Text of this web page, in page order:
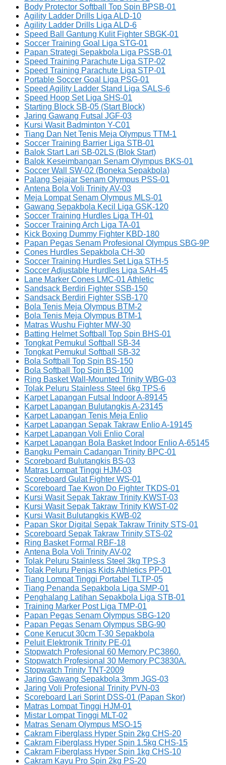
Body Protector Softball Top Spin BPSB-01
Agility Ladder Drills Liga ALD-10
Agility Ladder Drills Liga ALD-6
Speed Ball Gantung Kulit Fighter SBGK-01
Soccer Training Goal Liga STG-01
Papan Strategi Sepakbola Liga PSSB-01
Speed Training Parachute Liga STP-02
Speed Training Parachute Liga STP-01
Portable Soccer Goal Liga PSG-01
Speed Agility Ladder Stand Liga SALS-6
Speed Hoop Set Liga SHS-01
Starting Block SB-05 (Start Block)
Jaring Gawang Futsal JGF-03
Kursi Wasit Badminton Y-C01
Tiang Dan Net Tenis Meja Olympus TTM-1
Soccer Training Barrier Liga STB-01
Balok Start Lari SB-02LS (Blok Start)
Balok Keseimbangan Senam Olympus BKS-01
Soccer Wall SW-02 (Boneka Sepakbola)
Palang Sejajar Senam Olympus PSS-01
Antena Bola Voli Trinity AV-03
Meja Lompat Senam Olympus MLS-01
Gawang Sepakbola Kecil Liga GSK-120
Soccer Training Hurdles Liga TH-01
Soccer Training Arch Liga TA-01
Kick Boxing Dummy Fighter KBD-180
Papan Pegas Senam Profesional Olympus SBG-9P
Cones Hurdles Sepakbola CH-30
Soccer Training Hurdles Set Liga STH-5
Soccer Adjustable Hurdles Liga SAH-45
Lane Marker Cones LMC-01 Athletic
Sandsack Berdiri Fighter SSB-150
Sandsack Berdiri Fighter SSB-170
Bola Tenis Meja Olympus BTM-2
Bola Tenis Meja Olympus BTM-1
Matras Wushu Fighter MW-30
Batting Helmet Softball Top Spin BHS-01
Tongkat Pemukul Softball SB-34
Tongkat Pemukul Softball SB-32
Bola Softball Top Spin BS-150
Bola Softball Top Spin BS-100
Ring Basket Wall-Mounted Trinity WBG-03
Tolak Peluru Stainless Steel 6kg TPS-6
Karpet Lapangan Futsal Indoor A-89145
Karpet Lapangan Bulutangkis A-23145
Karpet Lapangan Tenis Meja Enlio
Karpet Lapangan Sepak Takraw Enlio A-19145
Karpet Lapangan Voli Enlio Coral
Karpet Lapangan Bola Basket Indoor Enlio A-65145
Bangku Pemain Cadangan Trinity BPC-01
Scoreboard Bulutangkis BS-03
Matras Lompat Tinggi HJM-03
Scoreboard Gulat Fighter WS-01
Scoreboard Tae Kwon Do Fighter TKDS-01
Kursi Wasit Sepak Takraw Trinity KWST-03
Kursi Wasit Sepak Takraw Trinity KWST-02
Kursi Wasit Bulutangkis KWB-02
Papan Skor Digital Sepak Takraw Trinity STS-01
Scoreboard Sepak Takraw Trinity STS-02
Ring Basket Formal RBF-18
Antena Bola Voli Trinity AV-02
Tolak Peluru Stainless Steel 3kg TPS-3
Tolak Peluru Penjas Kids Athletics PP-01
Tiang Lompat Tinggi Portabel TLTP-05
Tiang Penanda Sepakbola Liga SMP-01
Penghalang Latihan Sepakbola Liga STB-01
Training Marker Post Liga TMP-01
Papan Pegas Senam Olympus SBG-120
Papan Pegas Senam Olympus SBG-90
Cone Kerucut 30cm T-30 Sepakbola
Peluit Elektronik Trinity PE-01
Stopwatch Profesional 60 Memory PC3860.
Stopwatch Profesional 30 Memory PC3830A.
Stopwatch Trinity TNT-2009
Jaring Gawang Sepakbola 3mm JGS-03
Jaring Voli Profesional Trinity PVN-03
Scoreboard Lari Sprint DSS-01 (Papan Skor)
Matras Lompat Tinggi HJM-01
Mistar Lompat Tinggi MLT-02
Matras Senam Olympus MSO-15
Cakram Fiberglass Hyper Spin 2kg CHS-20
Cakram Fiberglass Hyper Spin 1.5kg CHS-15
Cakram Fiberglass Hyper Spin 1kg CHS-10
Cakram Kayu Pro Spin 2kg PS-20